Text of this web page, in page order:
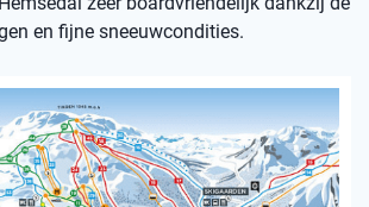
en fijne sneeuwcondities.